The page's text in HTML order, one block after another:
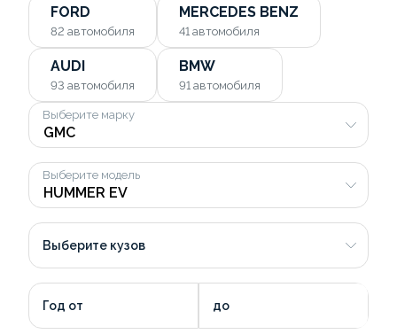
FORD
82 автомобиля
MERCEDES BENZ
41 автомобиля
AUDI
93 автомобиля
BMW
91 автомобиля
Выберите марку
Выберите модель
Выберите кузов
Год от до